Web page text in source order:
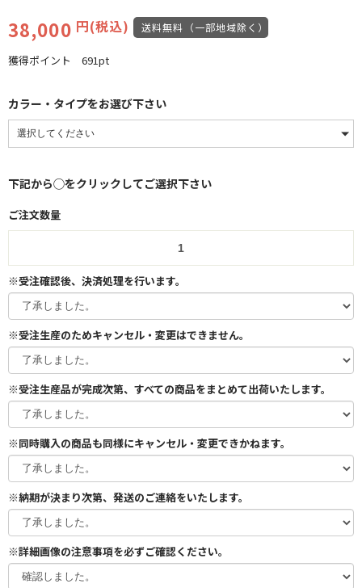
rating
38,000 円(税込) 送料無料（一部地域除く）
獲得ポイント 691pt
カラー・タイプをお選び下さい
下記から◯をクリックしてご選択下さい
ご注文数量
※受注確認後、決済処理を行います。
※受注生産のためキャンセル・変更はできません。
※受注生産品が完成次第、すべての商品をまとめて出荷いたします。
※同時購入の商品も同様にキャンセル・変更できかねます。
※納期が決まり次第、発送のご連絡をいたします。
※詳細画像の注意事項を必ずご確認ください。